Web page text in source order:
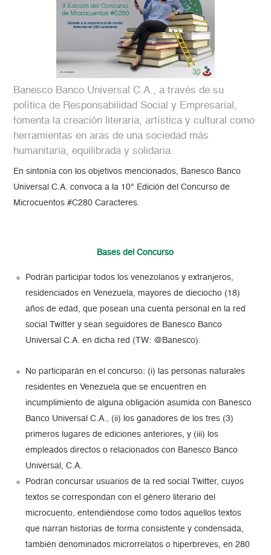
Banesco Banco Universal C.A., a través de su
política de Responsabilidad Social y Empresarial,
fomenta la creación literaria, artística y cultural como
herramientas en aras de una sociedad más
humanitaria, equilibrada y solidaria.
En sintonía con los objetivos mencionados, Banesco Banco
Universal C.A. convoca a la 10° Edición del Concurso de
Microcuentos #C280 Caracteres.
Bases del Concurso
Podrán participar todos los venezolanos y extranjeros,
residenciados en Venezuela, mayores de dieciocho (18)
años de edad, que posean una cuenta personal en la red
social Twitter y sean seguidores de Banesco Banco
Universal C.A. en dicha red (TW: @Banesco).
No participarán en el concurso: (i) las personas naturales
residentes en Venezuela que se encuentren en
incumplimiento de alguna obligación asumida con Banesco
Banco Universal C.A., (ii) los ganadores de los tres (3)
primeros lugares de ediciones anteriores, y (iii) los
empleados directos o relacionados con Banesco Banco
Universal, C.A.
Podrán concursar usuarios de la red social Twitter, cuyos
textos secorrespondan con el género literario del
microcuento, entendiéndose como todos aquellos textos
que narran historias de forma consistente y condensada,
también denominados microrrelatos o hiperbreves, en 280